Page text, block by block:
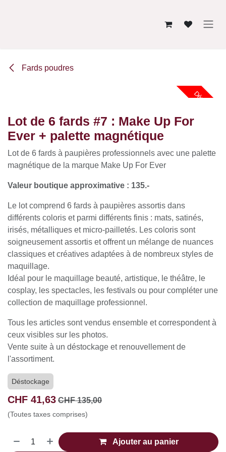
Fards poudres
Déstockage
Lot de 6 fards #7 : Make Up For
Ever + palette magnétique
Lot de 6 fards à paupières professionnels avec une
palette magnétique de la marque Make Up For Ever
Valeur boutique approximative : 135.-
Le lot comprend 6 fards à paupières assortis dans
différents coloris et parmi différents finis : mats,
satinés, irisés, métalliques et micro-pailletés. Les
coloris sont soigneusement assortis et offrent un
mélange de nuances classiques et créatives adaptées à
de nombreux styles de maquillage.
Idéal pour le maquillage beauté, artistique, le théâtre,
le cosplay, les spectacles, les festivals ou pour
compléter une collection de maquillage professionnel.
Tous les articles sont vendus ensemble et
correspondent à ceux visibles sur les photos.
Vente suite à un déstockage et renouvellement de
l'assortiment.
Déstockage
CHF 41,63 CHF135,00
(Toutes taxes comprises)
Ajouter au panier